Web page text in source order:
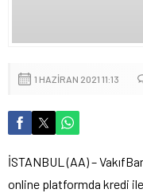
1 HAZIRAN 2021 11:13
İSTANBUL (AA) –
online platformda kredi